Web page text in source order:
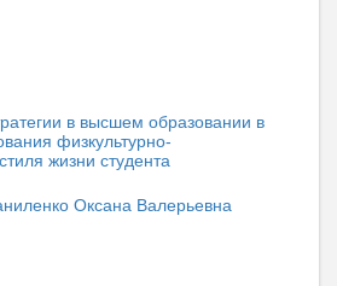
в высшем образовании в
физкультурно-
жизни студента
Оксана Валерьевна